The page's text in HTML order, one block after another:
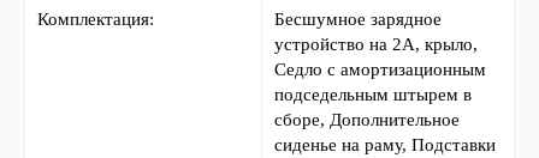
Комплектация:
Бесшумное зарядное
устройство на 2А, крыло,
Седло с амортизационным
подседельным штырем в
сборе, Дополнительное
сиденье на раму, Подставки